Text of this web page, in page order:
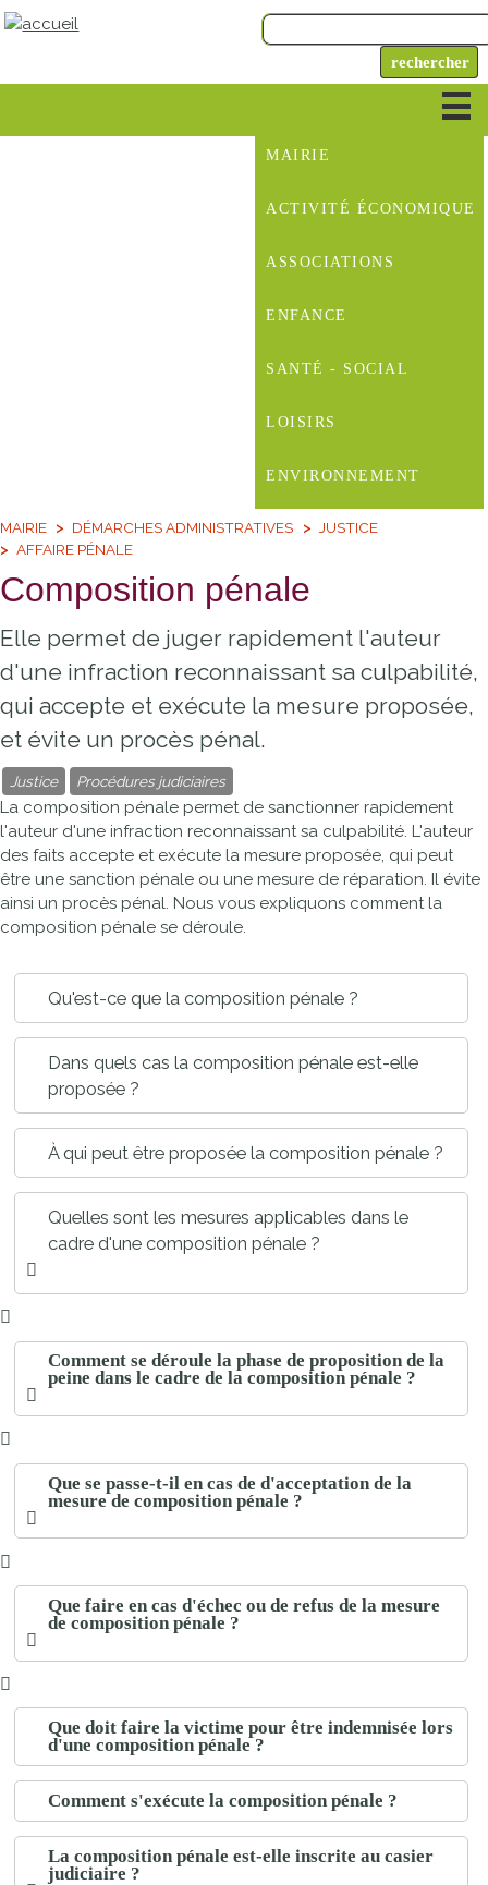
MAIRIE
ACTIVITÉ ÉCONOMIQUE
ASSOCIATIONS
ENFANCE
SANTÉ - SOCIAL
LOISIRS
ENVIRONNEMENT
MAIRIE DÉMARCHES ADMINISTRATIVES
JUSTICE
AFFAIRE PÉNALE
Composition pénale
Elle permet de juger rapidement l'auteur
d'une infraction reconnaissant sa culpabilité,
qui accepte et exécute la mesure proposée,
et évite un procès pénal.
Justice Procédures judiciaires
La composition pénale permet de sanctionner rapidement
l'auteur d'une infraction reconnaissant sa culpabilité. L'auteur
des faits accepte et exécute la mesure proposée, qui peut
être une sanction pénale ou une mesure de réparation. Il évite
ainsi un procès pénal. Nous vous expliquons comment la
composition pénale se déroule.
Qu'est-ce que la composition pénale ?
Dans quels cas la composition pénale est-elle
proposée ?
À qui peut être proposée la composition pénale ?
Quelles sont les mesures applicables dans le
cadre d'une composition pénale ?
Comment se déroule la phase de proposition de la
peine dans le cadre de la composition pénale ?
Que se passe-t-il en cas de d'acceptation de la
mesure de composition pénale ?
Que faire en cas d'échec ou de refus de la mesure
de composition pénale ?
Que doit faire la victime pour être indemnisée lors
d'une composition pénale ?
Comment s'exécute la composition pénale ?
La composition pénale est-elle inscrite au casier
judiciaire ?